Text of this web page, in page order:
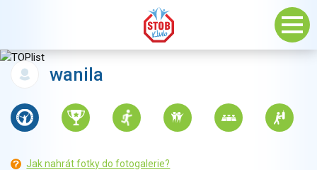
wanila
Jak nahrát fotky do fotogalerie?